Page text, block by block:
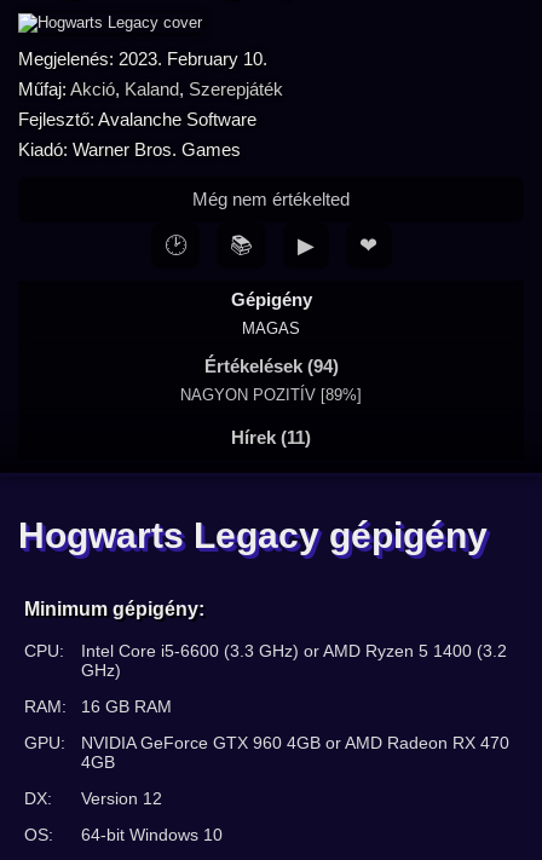
Megjelenés: 2023. February 10.
Műfaj: Akció, Kaland, Szerepjáték
Fejlesztő: Avalanche Software
Kiadó: Warner Bros. Games
Gépigény
MAGAS
Értékelések (94)
NAGYON POZITÍV [89%]
Hírek (11)
Még nem értékelted
🕑 📚 ▶ ❤
Hogwarts Legacy gépigény
Minimum gépigény:
CPU:
Intel Core i5-6600 (3.3 GHz) or AMD Ryzen 5 1400 (3.2
GHz)
RAM:
16 GB RAM
GPU:
NVIDIA GeForce GTX 960 4GB or AMD Radeon RX 470
4GB
DX:
Version 12
OS:
64-bit Windows 10